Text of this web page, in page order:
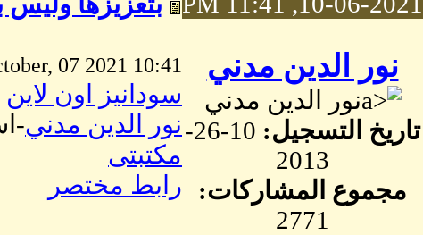
نور الدين مدني
نور الدين مدني
تاريخ التسجيل:
10-26-
2013
مجموع المشاركات:
2771
10:41 PM October, 07 2021
سودانيز اون لاين
نور الدين مدني-
مكتبتى
رابط مختصر